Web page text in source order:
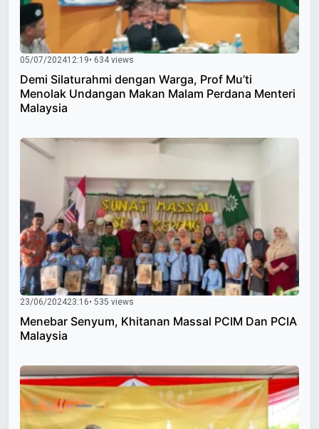
05/07/202412:19• 634 views
Demi Silaturahmi dengan Warga, Prof Mu’ti
Menolak Undangan Makan Malam Perdana Menteri
Malaysia
23/06/202423:16• 535 views
Menebar Senyum, Khitanan Massal PCIM Dan PCIA
Malaysia